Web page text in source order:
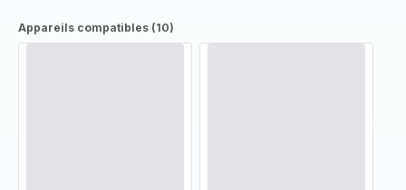
Appareils compatibles (10)